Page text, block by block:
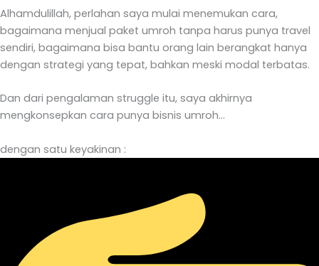
Alhamdulillah, perlahan saya mulai menemukan cara,
bagaimana menjual paket umroh tanpa harus punya travel
sendiri, bagaimana bisa bantu orang lain berangkat hanya
dengan strategi yang tepat, bahkan meski modal terbatas.
Dan dari pengalaman struggle itu, saya akhirnya
mengkonsepkan cara punya bisnis umroh…
dengan satu keyakinan :